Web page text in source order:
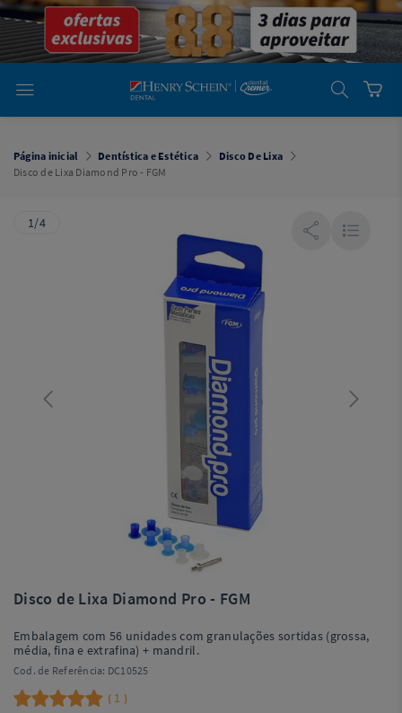
emDental
Cremer -
Henry Schein
Laboratório
Laboratório
Cremer -
Henry Schein
Página inicial Dentística e Estética
Disco De Lixa
Disco de Lixa Diamond Pro - FGM
1/4
Disco de Lixa Diamond Pro - FGM
Embalagem com 56 unidades com granulações sortidas (grossa,
média, fina e extrafina) + mandril.
Cod. de Referência: DC10525
( 1 )